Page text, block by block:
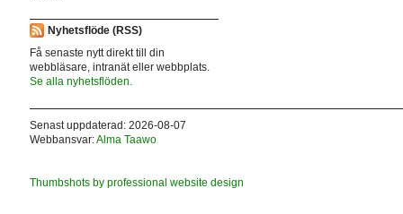
Nyhetsflöde (RSS)
Få senaste nytt direkt till din
webbläsare, intranät eller webbplats.
Se alla nyhetsflöden.
Senast uppdaterad: 2026-08-07
Webbansvar:Alma Taawo
Thumbshots by professional website design